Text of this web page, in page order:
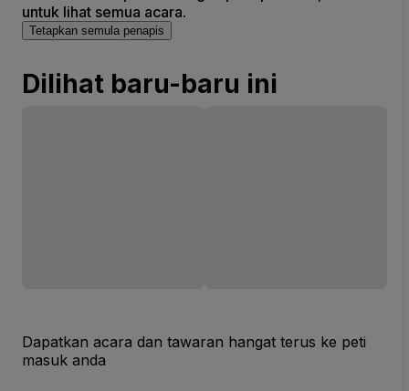
untuk lihat semua acara.
Tetapkan semula penapis
Dilihat baru-baru ini
Dapatkan acara dan tawaran hangat terus ke peti
masuk anda